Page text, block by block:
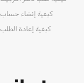
كيفية إنشاء حساب
كيفية إعادة الطلب